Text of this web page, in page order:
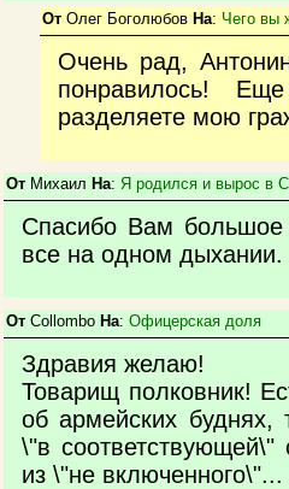
От Олег Боголюбов На: Чего вы
Очень рад,
понравилось!
разделяете мою
От Михаил На: Я родился и вырос в
Спасибо Вам большое
все на одном дыхании.
От Collombo На: Офицерская доля
Здравия желаю!
Товарищ полковник!
об армейских буднях,
\"в соответствующей\"
из \"не